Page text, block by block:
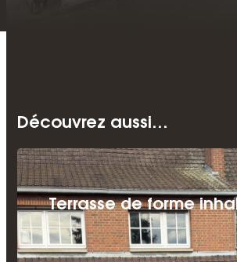
Découvrez aussi…
Terrasse de forme